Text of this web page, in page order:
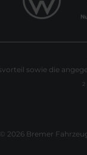
sowie die
2
© 2026 Bremer